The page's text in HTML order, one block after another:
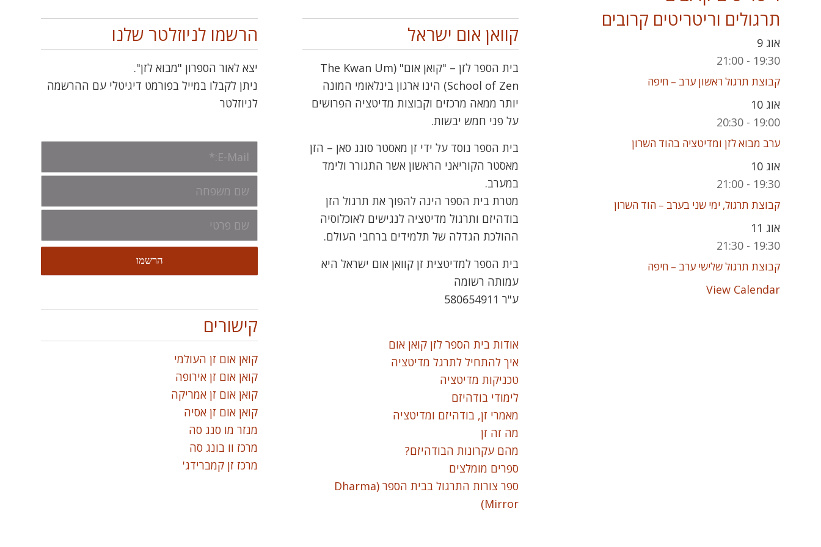
תרגולים וריטריטים קרובים
אוג 9
19:30
-
21:00
קבוצת תרגול ראשון ערב – חיפה
אוג 10
19:00
-
20:30
ערב מבוא לזן ומדיטציה בהוד השרון
אוג 10
19:30
-
21:00
קבוצת תרגול, ימי שני בערב – הוד השרון
אוג 11
19:30
-
21:30
קבוצת תרגול שלישי ערב – חיפה
View Calendar
קוואן אום ישראל
בית הספר לזן – "קואן אום" (The Kwan Um
School of Zen) הינו ארגון בינלאומי המונה
יותר ממאה מרכזים וקבוצות מדיטציה הפרושים
על פני חמש יבשות.
בית הספר נוסד על ידי זן מאסטר סונג סאן – הזן
מאסטר הקוריאני הראשון אשר התגורר ולימד
במערב.
מטרת בית הספר הינה להפוך את תרגול הזן
בודהיזם ותרגול מדיטציה לנגישים לאוכלוסיה
ההולכת הגדלה של תלמידים ברחבי העולם.
בית הספר למדיטצית זן קוואן אום ישראל היא
עמותה רשומה
ע"ר 580654911
אודות בית הספר לזן קואן אום
איך להתחיל לתרגל מדיטציה
טכניקות מדיטציה
לימודי בודהיזם
מאמרי זן, בודהיזם ומדיטציה
מה זה זן
מהם עקרונות הבודהיזם?
ספרים מומלצים
ספר צורות התרגול בבית הספר (Dharma
Mirror)
הרשמו לניוזלטר שלנו
יצא לאור הספרון "מבוא לזן".
ניתן לקבלו במייל בפורמט דיגיטלי עם ההרשמה
לניוזלטר
קישורים
קואן אום זן העולמי
קואן אום זן אירופה
קואן אום זן אמריקה
קואן אום זן אסיה
מנזר מו סנג סה
מרכז וו בונג סה
מרכז זן קמברידג'